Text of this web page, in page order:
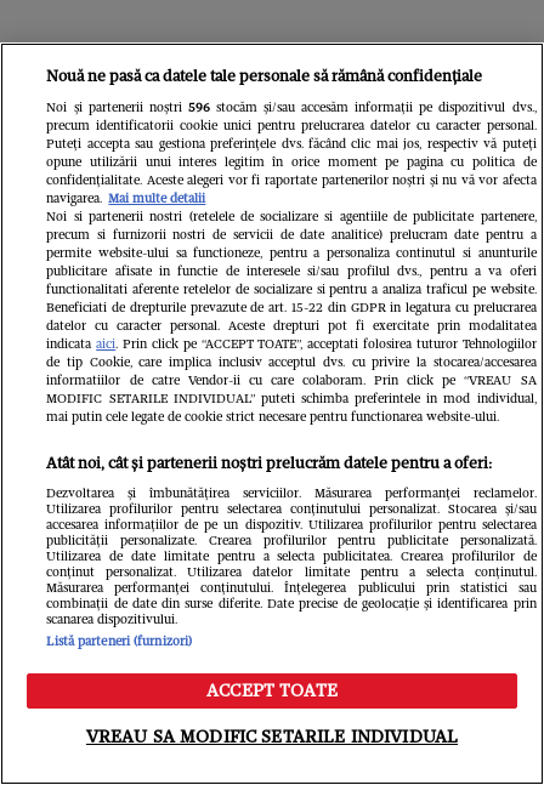
TV Mania
„Paradisul” secret al Mihaelei
Rădulescu. Vedeta a publicat
imaginile de care toți s-au mirat:
Cum trăia cu Felix Baumgartner în
Monaco
Meniu Caută
Nouă ne pasă ca datele tale personale să rămână confidențiale
Noi și partenerii noștri 596stocăm și/sau accesăm informații pe dispozitivul dvs.,
precum identificatorii cookie unici pentru prelucrarea datelor cu caracter personal.
Puteți accepta sau gestiona preferințele dvs. făcând clic mai jos, respectiv vă puteți
opune utilizării unui interes legitim în orice moment pe pagina cu politica de
confidențialitate. Aceste alegeri vor fi raportate partenerilor noștri și nu vă vor afecta
navigarea. Mai multe detalii
Noi si partenerii nostri (retelele de socializare si agentiile de publicitate partenere,
precum si furnizorii nostri de servicii de date analitice) prelucram date pentru a
permite website-ului sa functioneze, pentru a personaliza continutul si anunturile
publicitare afisate in functie de interesele si/sau profilul dvs., pentru a va oferi
functionalitati aferente retelelor de socializare si pentru a analiza traficul pe website.
Beneficiati de drepturile prevazute de art. 15-22 din GDPR in legatura cu prelucrarea
datelor cu caracter personal. Aceste drepturi pot fi exercitate prin modalitatea
indicataaici. Prin click pe “ACCEPT TOATE”, acceptati folosirea tuturor Tehnologiilor
de tip Cookie, care implica inclusiv acceptul dvs. cu privire la stocarea/accesarea
informatiilor de catre Vendor-ii cu care colaboram. Prin click pe “VREAU SA
MODIFIC SETARILE INDIVIDUAL” puteti schimba preferintele in mod individual,
mai putin cele legate de cookie strict necesare pentru functionarea website-ului.
Atât noi, cât și partenerii noștri prelucrăm datele pentru a oferi:
Dezvoltarea și îmbunătățirea serviciilor. Măsurarea performanței reclamelor.
Utilizarea profilurilor pentru selectarea conținutului personalizat. Stocarea și/sau
accesarea informațiilor de pe un dispozitiv. Utilizarea profilurilor pentru selectarea
publicității personalizate. Crearea profilurilor pentru publicitate personalizată.
Utilizarea de date limitate pentru a selecta publicitatea. Crearea profilurilor de
conținut personalizat. Utilizarea datelor limitate pentru a selecta conținutul.
Măsurarea performanței conținutului. Înțelegerea publicului prin statistici sau
combinații de date din surse diferite. Date precise de geolocație și identificarea prin
scanarea dispozitivului.
Listă parteneri (furnizori)
ACCEPT TOATE
VREAU SA MODIFIC SETARILE INDIVIDUAL